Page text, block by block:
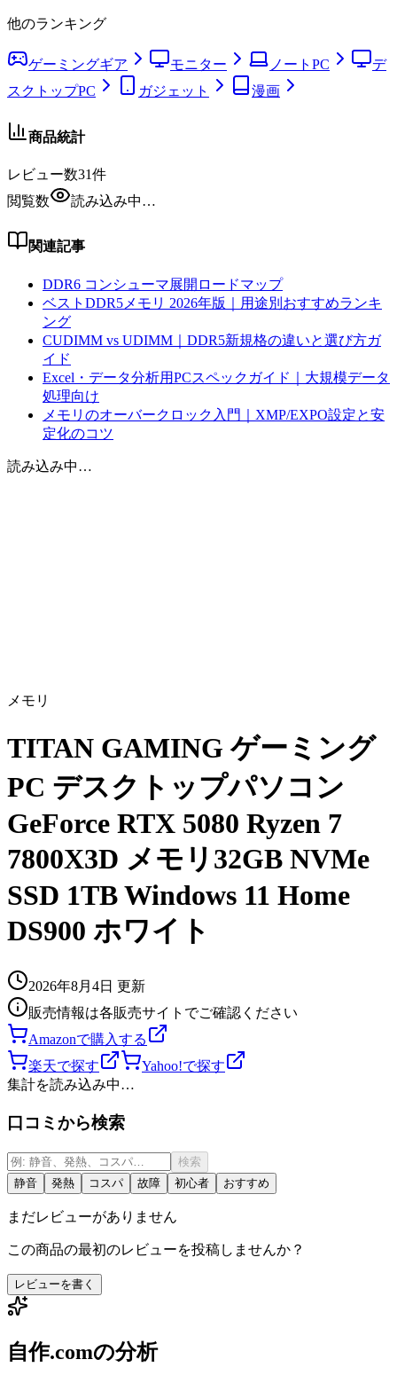
他のランキング
ゲーミングギア モニター ノートPC
デ
スクトップPC
ガジェット 漫画
商品統計
レビュー数31件
閲覧数
読み込み中…
関連記事
DDR6 コンシューマ展開ロードマップ
ベストDDR5メモリ 2026年版｜用途別おすすめランキ
ング
CUDIMM vs UDIMM｜DDR5新規格の違いと選び方ガ
イド
Excel・データ分析用PCスペックガイド｜大規模データ
処理向け
メモリのオーバークロック入門｜XMP/EXPO設定と安
定化のコツ
読み込み中…
メモリ
TITAN GAMING ゲーミング
PC デスクトップパソコン
GeForce RTX 5080 Ryzen 7
7800X3D メモリ32GB NVMe
SSD 1TB Windows 11 Home
DS900 ホワイト
2026年8月4日 更新
販売情報は各販売サイトでご確認ください
Amazonで購入する
楽天で探す
Yahoo!で探す
集計を読み込み中…
口コミから検索
検索
静音
発熱 コスパ 故障 初心者 おすすめ
まだレビューがありません
この商品の最初のレビューを投稿しませんか？
レビューを書く
自作.comの分析